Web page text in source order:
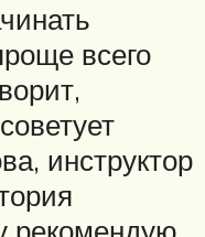
всего
инструктор